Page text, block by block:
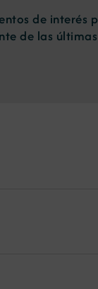
de interés
de las